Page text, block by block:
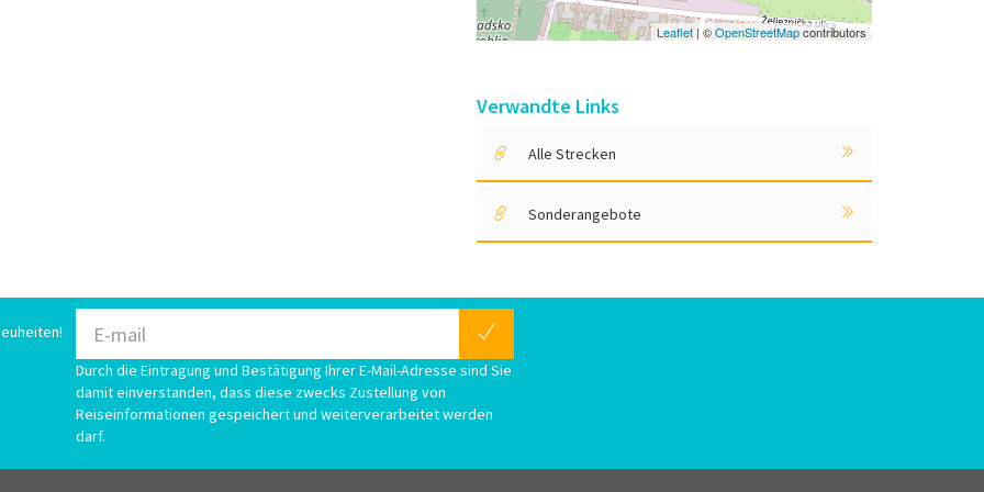
Leaflet| ©OpenStreetMapcontributors
Verwandte Links
Alle Strecken
Sonderangebote
Durch die Eintragung und Bestätigung Ihrer E-Mail-Adresse sind Sie
damit einverstanden, dass diese zwecks Zustellung von
Reiseinformationen gespeichert und weiterverarbeitet werden
darf.